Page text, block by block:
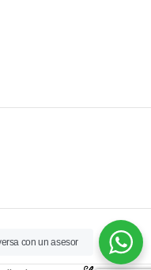
con un asesor